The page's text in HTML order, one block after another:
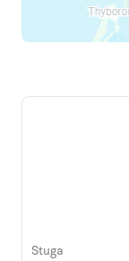
Stuga